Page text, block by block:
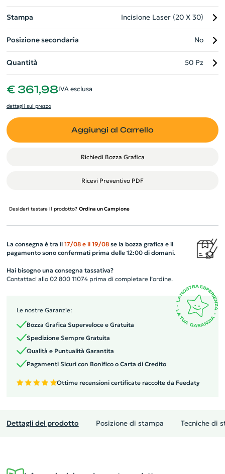
Stampa Incisione Laser (20 X 30)
Posizione secondaria No
Quantità 50 Pz
€ 361,98IVA esclusa
dettagli sul prezzo
Aggiungi al Carrello
Richiedi Bozza Grafica
Ricevi Preventivo PDF
Desideri testare il prodotto? Ordina un Campione
La consegna è tra il 17/08 e il 19/08se la bozza grafica e il
pagamento sono confermati prima delle 12:00 di domani.
Hai bisogno una consegna tassativa?
Contattaci allo 02 800 11074 prima di completare l’ordine.
Le nostre Garanzie:
Bozza Grafica Superveloce e Gratuita
Spedizione Sempre Gratuita
Qualità e Puntualità Garantita
Pagamenti Sicuri con Bonifico o Carta di Credito
Ottime recensioni certificate raccolte da Feedaty
Dettagli del prodotto Posizione di stampa Tecniche di